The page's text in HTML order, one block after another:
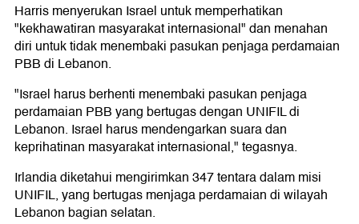
Harris menyerukan Israel untuk memperhatikan
"kekhawatiran masyarakat internasional" dan menahan
diri untuk tidak menembaki pasukan penjaga perdamaian
PBB di Lebanon.
"Israel harus berhenti menembaki pasukan penjaga
perdamaian PBB yang bertugas dengan UNIFIL di
Lebanon. Israel harus mendengarkan suara dan
keprihatinan masyarakat internasional," tegasnya.
Irlandia diketahui mengirimkan 347 tentara dalam misi
UNIFIL, yang bertugas menjaga perdamaian di wilayah
Lebanon bagian selatan.